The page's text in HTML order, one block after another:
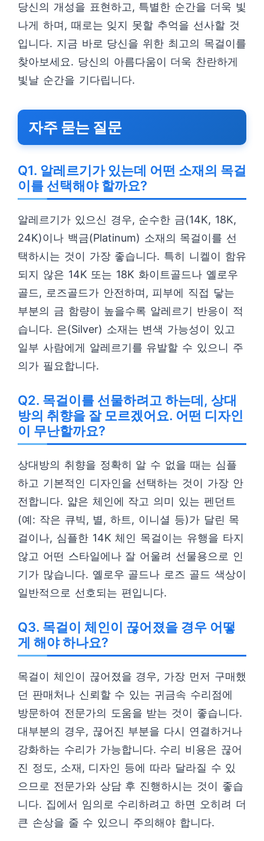
당신의 개성을 표현하고, 특별한 순간을 더욱 빛
나게 하며, 때로는 잊지 못할 추억을 선사할 것
입니다. 지금 바로 당신을 위한 최고의 목걸이를
찾아보세요. 당신의 아름다움이 더욱 찬란하게
빛날 순간을 기다립니다.
자주 묻는 질문
Q1. 알레르기가 있는데 어떤 소재의 목걸
이를 선택해야 할까요?
알레르기가 있으신 경우, 순수한 금(14K, 18K,
24K)이나 백금(Platinum) 소재의 목걸이를 선
택하시는 것이 가장 좋습니다. 특히 니켈이 함유
되지 않은 14K 또는 18K 화이트골드나 옐로우
골드, 로즈골드가 안전하며, 피부에 직접 닿는
부분의 금 함량이 높을수록 알레르기 반응이 적
습니다. 은(Silver) 소재는 변색 가능성이 있고
일부 사람에게 알레르기를 유발할 수 있으니 주
의가 필요합니다.
Q2. 목걸이를 선물하려고 하는데, 상대
방의 취향을 잘 모르겠어요. 어떤 디자인
이 무난할까요?
상대방의 취향을 정확히 알 수 없을 때는 심플
하고 기본적인 디자인을 선택하는 것이 가장 안
전합니다. 얇은 체인에 작고 의미 있는 펜던트
(예: 작은 큐빅, 별, 하트, 이니셜 등)가 달린 목
걸이나, 심플한 14K 체인 목걸이는 유행을 타지
않고 어떤 스타일에나 잘 어울려 선물용으로 인
기가 많습니다. 옐로우 골드나 로즈 골드 색상이
일반적으로 선호되는 편입니다.
Q3. 목걸이 체인이 끊어졌을 경우 어떻
게 해야 하나요?
목걸이 체인이 끊어졌을 경우, 가장 먼저 구매했
던 판매처나 신뢰할 수 있는 귀금속 수리점에
방문하여 전문가의 도움을 받는 것이 좋습니다.
대부분의 경우, 끊어진 부분을 다시 연결하거나
강화하는 수리가 가능합니다. 수리 비용은 끊어
진 정도, 소재, 디자인 등에 따라 달라질 수 있
으므로 전문가와 상담 후 진행하시는 것이 좋습
니다. 집에서 임의로 수리하려고 하면 오히려 더
큰 손상을 줄 수 있으니 주의해야 합니다.